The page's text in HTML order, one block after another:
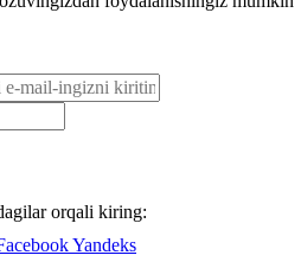
orqali kiring:
Yandeks